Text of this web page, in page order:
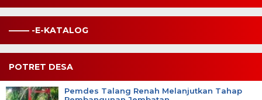
——– -E-KATALOG
POTRET DESA
Pemdes Talang Renah Melanjutkan Tahap